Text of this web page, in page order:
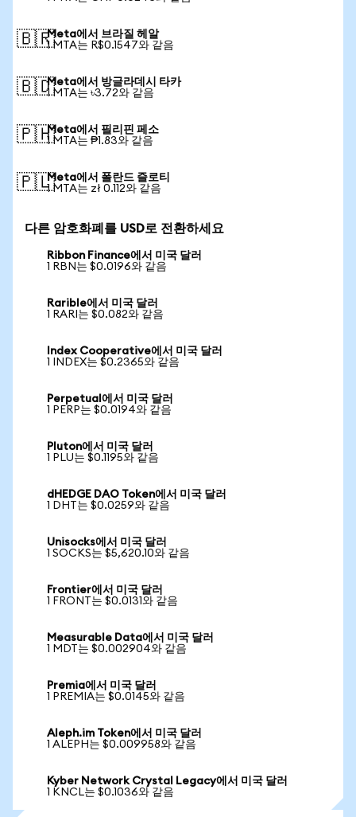
🇧🇷Meta에서 브라질 헤알
1 MTA는 R$0.1547와 같음
🇧🇩Meta에서 방글라데시 타카
1 MTA는 ৳3.72와 같음
🇵🇭Meta에서 필리핀 페소
1 MTA는 ₱1.83와 같음
🇵🇱Meta에서 폴란드 즐로티
1 MTA는 zł 0.112와 같음
다른 암호화폐를 USD로 전환하세요
Ribbon Finance에서 미국 달러
1 RBN는 $0.0196와 같음
Rarible에서 미국 달러
1 RARI는 $0.082와 같음
Index Cooperative에서 미국 달러
1 INDEX는 $0.2365와 같음
Perpetual에서 미국 달러
1 PERP는 $0.0194와 같음
Pluton에서 미국 달러
1 PLU는 $0.1195와 같음
dHEDGE DAO Token에서 미국 달러
1 DHT는 $0.0259와 같음
Unisocks에서 미국 달러
1 SOCKS는 $5,620.10와 같음
Frontier에서 미국 달러
1 FRONT는 $0.0131와 같음
Measurable Data에서 미국 달러
1 MDT는 $0.002904와 같음
Premia에서 미국 달러
1 PREMIA는 $0.0145와 같음
Aleph.im Token에서 미국 달러
1 ALEPH는 $0.009958와 같음
Kyber Network Crystal Legacy에서 미국 달러
1 KNCL는 $0.1036와 같음